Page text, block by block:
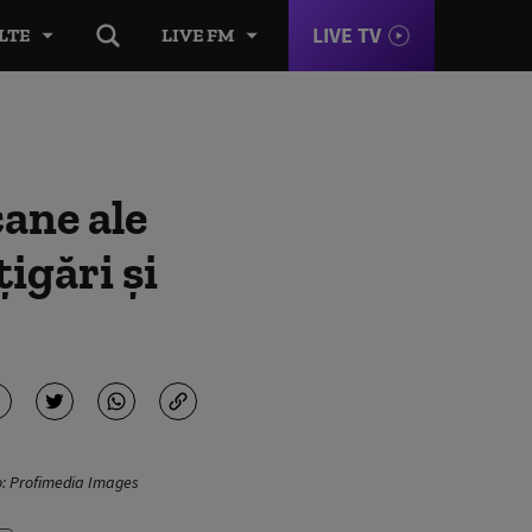
LIVE FM LIVE TV
ale
și
Profimedia Images